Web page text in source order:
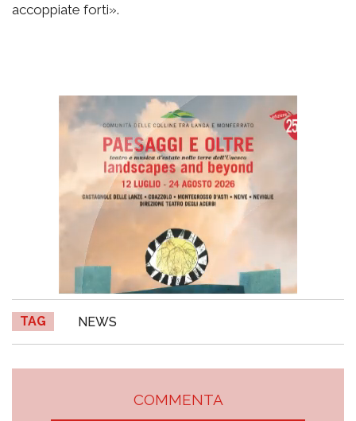
accoppiate forti».
TAG NEWS
COMMENTA